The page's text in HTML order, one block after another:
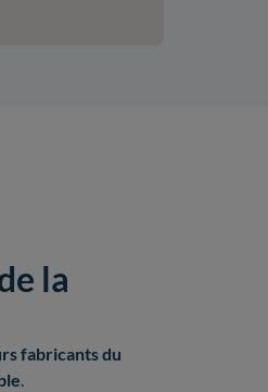
la
fabricantsdu
.